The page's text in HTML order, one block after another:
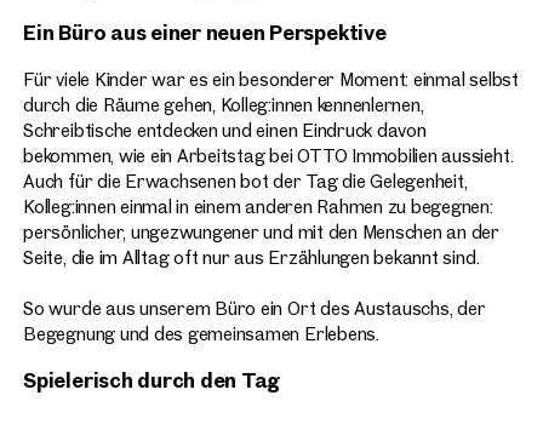
Ein Büro aus einer neuen Perspektive
Für viele Kinder war es ein besonderer Moment: einmal selbst
durch die Räume gehen, Kolleg:innen kennenlernen,
Schreibtische entdecken und einen Eindruck davon
bekommen, wie ein Arbeitstag bei OTTO Immobilien aussieht.
Auch für die Erwachsenen bot der Tag die Gelegenheit,
Kolleg:innen einmal in einem anderen Rahmen zu begegnen:
persönlicher, ungezwungener und mit den Menschen an der
Seite, die im Alltag oft nur aus Erzählungen bekannt sind.
So wurde aus unserem Büro ein Ort des Austauschs, der
Begegnung und des gemeinsamen Erlebens.
Spielerisch durch den Tag